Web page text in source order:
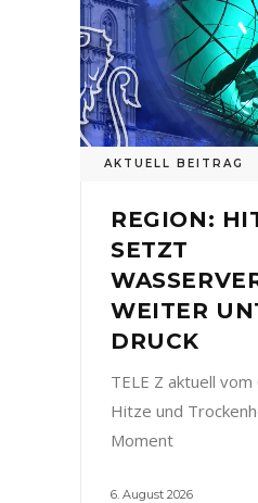
AKTUELL BEITRAG
REGION:
SETZT
WEITER
DRUCK
TELE Z aktuell
Hitze und
Moment
6. August 2026